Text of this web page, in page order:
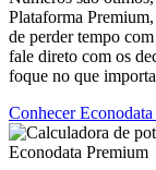
Plataforma
de perder tempo
fale direto com os
foque no que
Conhecer